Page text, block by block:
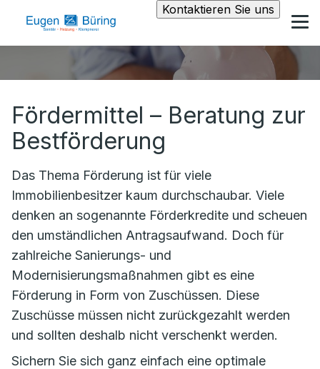
Kontaktieren Sie uns
Fördermittel – Beratung zur
Bestförderung
Das Thema Förderung ist für viele
Immobilienbesitzer kaum durchschaubar. Viele
denken an sogenannte Förderkredite und scheuen
den umständlichen Antragsaufwand. Doch für
zahlreiche Sanierungs- und
Modernisierungsmaßnahmen gibt es eine
Förderung in Form von Zuschüssen. Diese
Zuschüsse müssen nicht zurückgezahlt werden
und sollten deshalb nicht verschenkt werden.
Sichern Sie sich ganz einfach eine optimale